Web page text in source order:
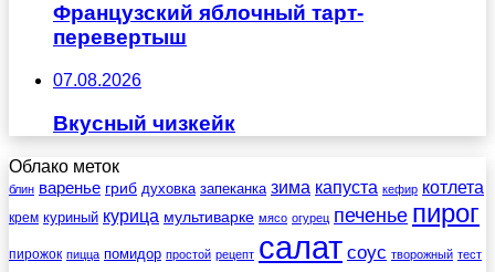
Французский яблочный тарт-
перевертыш
07.08.2026
Вкусный чизкейк
Облако меток
блин варенье гриб духовка запеканка зима капуста кефир котлета
крем куриный курица мультиварке мясо огурец печенье пирог
пирожок пицца помидор простой рецепт салат соус творожный тест